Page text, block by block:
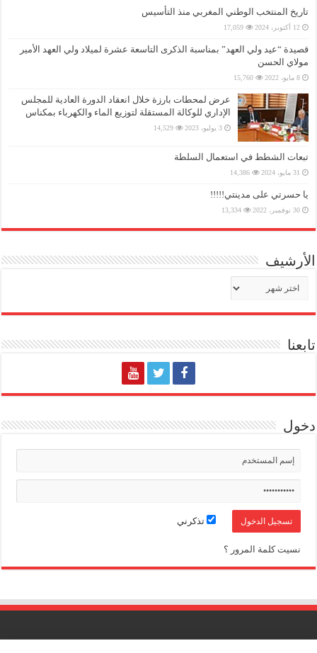
تاريخ المنتخب الوطني المغربي منذ التأسيس
12 أكتوبر، 2024 17,059
قصيدة “عيد ولي العهد” بمناسبة الذكرى التاسعة عشرة لميلاد ولي العهد الأمير
مولاي الحسن
8 مايو، 2022 15,760
عرض لمحطات بارزة خلال انعقاد الدورة العادية للمجلس
الإداري للوكالة المستقلة لتوزيع الماء والكهرباء بمكناس
3 يوليو، 2023 14,529
تبعات الشطط في استعمال السلطة
31 مايو، 2024 14,386
يا حسرتي على مدينتي!!!!!
30 نوفمبر، 2022 13,334
الأرشيف
تابعنا
دخول
تذكرني
نسيت كلمة المرور ؟